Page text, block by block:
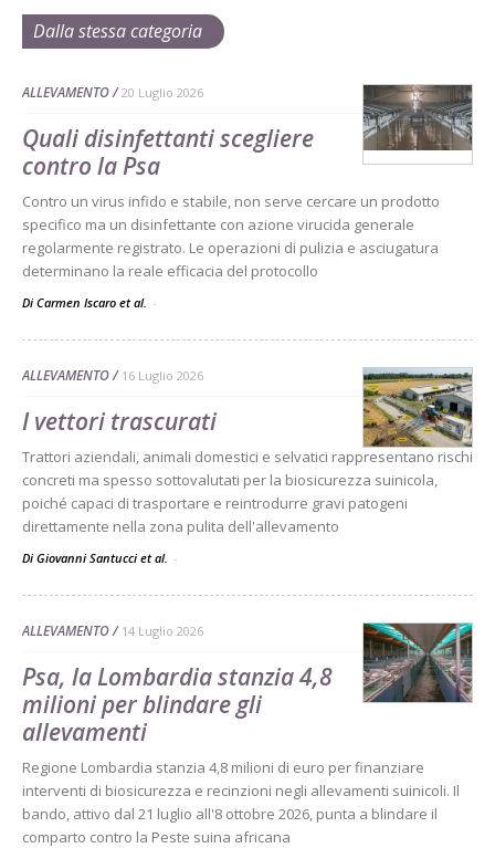
Dalla stessa categoria
ALLEVAMENTO 20 Luglio 2026
Quali disinfettanti scegliere
contro la Psa
Contro un virus infido e stabile, non serve cercare un prodotto
specifico ma un disinfettante con azione virucida generale
regolarmente registrato. Le operazioni di pulizia e asciugatura
determinano la reale efficacia del protocollo
Di Carmen Iscaro et al. -
ALLEVAMENTO 16 Luglio 2026
I vettori trascurati
Trattori aziendali, animali domestici e selvatici rappresentano rischi
concreti ma spesso sottovalutati per la biosicurezza suinicola,
poiché capaci di trasportare e reintrodurre gravi patogeni
direttamente nella zona pulita dell'allevamento
Di Giovanni Santucci et al. -
ALLEVAMENTO 14 Luglio 2026
Psa, la Lombardia stanzia 4,8
milioni per blindare gli
allevamenti
Regione Lombardia stanzia 4,8 milioni di euro per finanziare
interventi di biosicurezza e recinzioni negli allevamenti suinicoli. Il
bando, attivo dal 21 luglio all'8 ottobre 2026, punta a blindare il
comparto contro la Peste suina africana